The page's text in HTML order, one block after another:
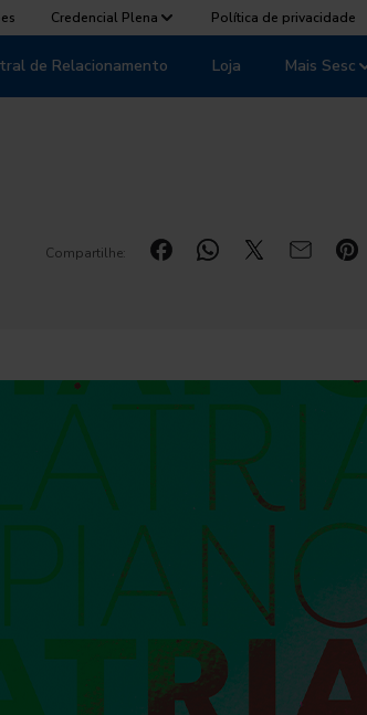
Credencial Plena Política de privacidade
de Relacionamento Loja Mais Sesc
Compartilhe: